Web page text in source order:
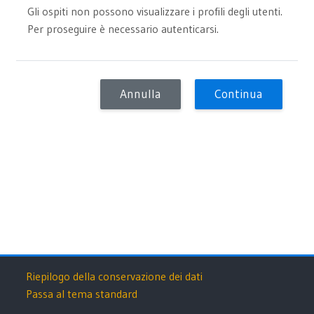
Gli ospiti non possono visualizzare i profili degli utenti.
Per proseguire è necessario autenticarsi.
Annulla Continua
Riepilogo della conservazione dei dati
Passa al tema standard